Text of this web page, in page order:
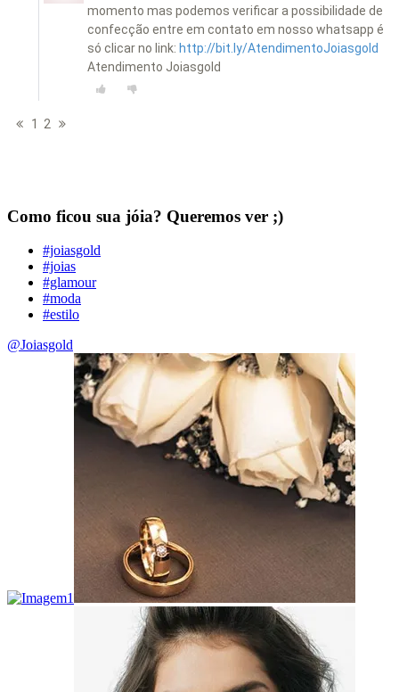
momento mas podemos verificar a possibilidade de
confecção entre em contato em nosso whatsapp é
só clicar no link: http://bit.ly/AtendimentoJoiasgold
Atendimento Joiasgold
1 2
Como ficou sua jóia? Queremos ver ;)
#joiasgold
#joias
#glamour
#moda
#estilo
@Joiasgold